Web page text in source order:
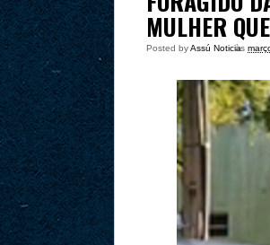
MULHER
Posted byAssú Noticia
às